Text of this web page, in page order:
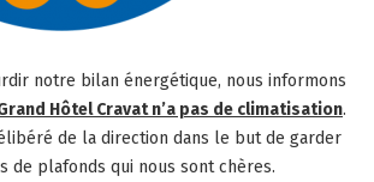
notre bilan énergétique, nous informons
Hôtel Cravat n’a pas de climatisation.
de la direction dans le but de garder
de plafonds qui nous sont chères.